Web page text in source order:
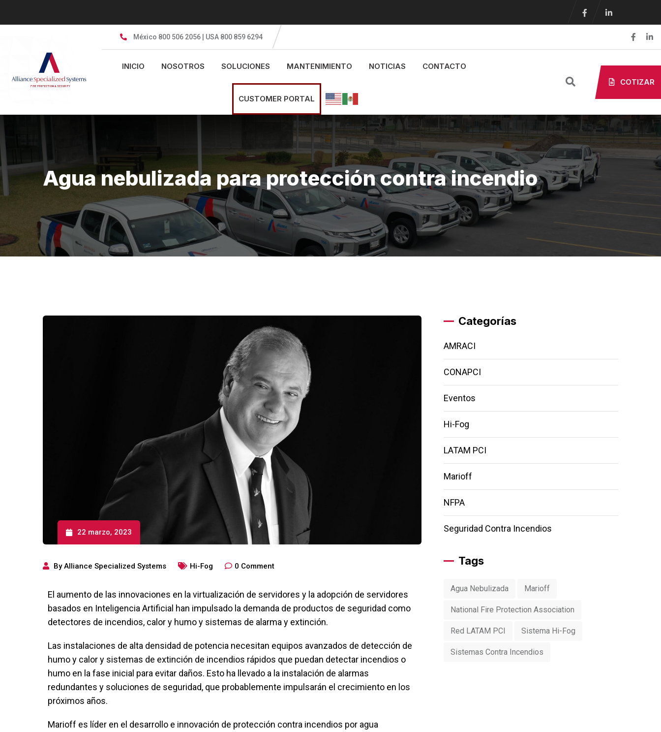
México 800 506 2056 | USA 800 859 6294
INICIO NOSOTROS SOLUCIONES MANTENIMIENTO NOTICIAS CONTACTO
CUSTOMER PORTAL
COTIZAR
Agua nebulizada para protección contra incendio
22 marzo, 2023
ByAlliance Specialized Systems Hi-Fog 0 Comment
El aumento de las innovaciones en la virtualización de servidores y la adopción de servidores
basados ​​en Inteligencia Artificial han impulsado la demanda de productos de seguridad como
detectores de incendios, calor y humo y sistemas de alarma y extinción.
Las instalaciones de alta densidad de potencia necesitan equipos avanzados de detección de
humo y calor y sistemas de extinción de incendios rápidos que puedan detectar incendios o
humo en la fase inicial para evitar daños. Esto ha llevado a la instalación de alarmas
redundantes y soluciones de seguridad, que probablemente impulsarán el crecimiento en los
próximos años.
Marioff es líder en el desarrollo e innovación de protección contra incendios por agua
Categorías
AMRACI
CONAPCI
Eventos
Hi-Fog
LATAM PCI
Marioff
NFPA
Seguridad Contra Incendios
Tags
Agua Nebulizada Marioff
National Fire Protection Association
Red LATAM PCI Sistema Hi-Fog
Sistemas Contra Incendios